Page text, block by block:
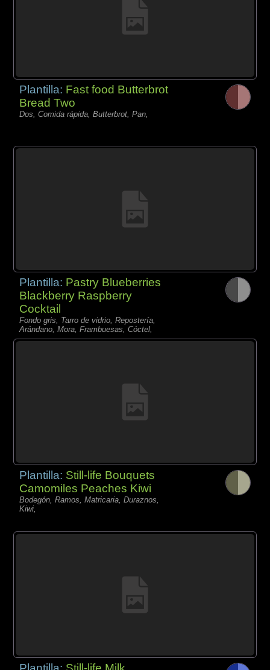
Plantilla: Fast food Butterbrot
Bread Two
Dos, Comida rápida, Butterbrot, Pan,
Plantilla: Pastry Blueberries
Blackberry Raspberry
Cocktail
Fondo gris, Tarro de vidrio, Repostería,
Arándano, Mora, Frambuesas, Cóctel,
Plantilla: Still-life Bouquets
Camomiles Peaches Kiwi
Bodegón, Ramos, Matricaria, Duraznos,
Kiwi,